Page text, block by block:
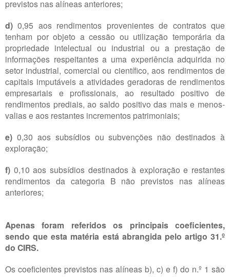
previstos nas alíneas anteriores;
d) 0,95 aos rendimentos provenientes de contratos que
tenham por objeto a cessão ou utilização temporária da
propriedade intelectual ou industrial ou a prestação de
informações respeitantes a uma experiência adquirida no
setor industrial, comercial ou científico, aos rendimentos de
capitais imputáveis a atividades geradoras de rendimentos
empresariais e profissionais, ao resultado positivo de
rendimentos prediais, ao saldo positivo das mais e menos-
valias e aos restantes incrementos patrimoniais;
e) 0,30 aos subsídios ou subvenções não destinados à
exploração;
f) 0,10 aos subsídios destinados à exploração e restantes
rendimentos da categoria B não previstos nas alíneas
anteriores;
Apenas foram referidos os principais coeficientes,
sendo que esta matéria está abrangida pelo artigo 31.º
do CIRS.
Os coeficientes previstos nas alíneas b), c) e f) do n.º 1 são